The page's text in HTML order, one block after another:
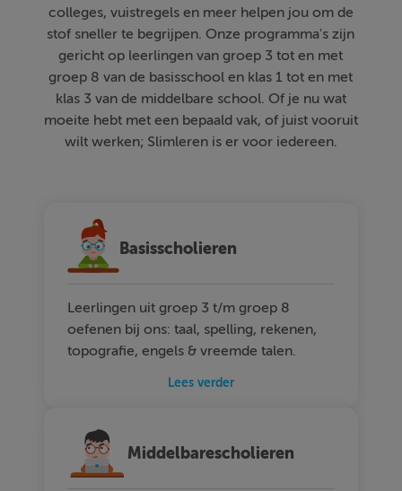
colleges, vuistregels en meer helpen jou om de
stof sneller te begrijpen. Onze programma's zijn
gericht op leerlingen van groep 3 tot en met
groep 8 van de basisschool en klas 1 tot en met
klas 3 van de middelbare school. Of je nu wat
moeite hebt met een bepaald vak, of juist vooruit
wilt werken; Slimleren is er voor iedereen.
Basisscholieren
Leerlingen uit groep 3 t/m groep 8
oefenen bij ons: taal, spelling, rekenen,
topografie, engels & vreemde talen.
Lees verder
Middelbarescholieren